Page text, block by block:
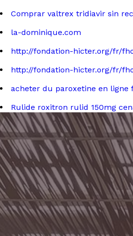
Comprar valtrex tridiavir sin
la-dominique.com
http://fondation-hicter.org/fr/
http://fondation-hicter.org/fr/
acheter du paroxetine en ligne
Rulide roxitron rulid 150mg